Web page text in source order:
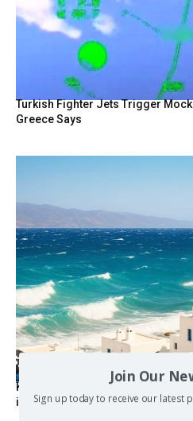
Turkish Fighter Jets Trigger
Greece Says
Kolydas explains the rare “polar
invisible summer wind regulator
Join Our
Sign up today to receive our latest